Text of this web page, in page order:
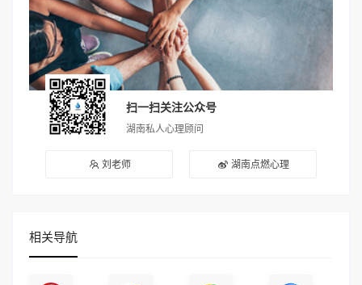
扫一扫关注公众号
湖南私人心理顾问
刘老师 湖南点燃心理
相关导航